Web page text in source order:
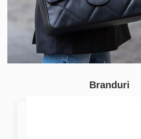
Branduri